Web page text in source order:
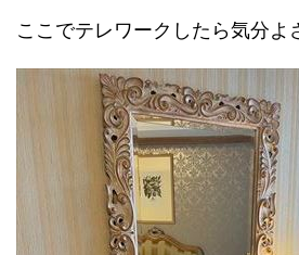
ここでテレワークしたら気分よ